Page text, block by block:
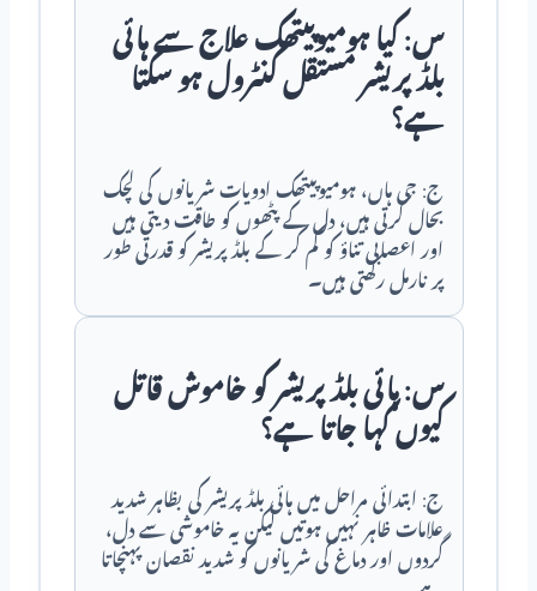
س: کیا ہومیوپیتھک علاج سے ہائی
بلڈ پریشر مستقل کنٹرول ہو سکتا
ہے؟
ج: جی ہاں، ہومیوپیتھک ادویات شریانوں کی لچک
بحال کرتی ہیں، دل کے پٹھوں کو طاقت دیتی ہیں
اور اعصابی تناؤ کو کم کر کے بلڈ پریشر کو قدرتی طور
پر نارمل رکھتی ہیں۔
س: ہائی بلڈ پریشر کو خاموش قاتل
کیوں کہا جاتا ہے؟
ج: ابتدائی مراحل میں ہائی بلڈ پریشر کی بظاہر شدید
علامات ظاہر نہیں ہوتیں لیکن یہ خاموشی سے دل،
گردوں اور دماغ کی شریانوں کو شدید نقصان پہنچاتا